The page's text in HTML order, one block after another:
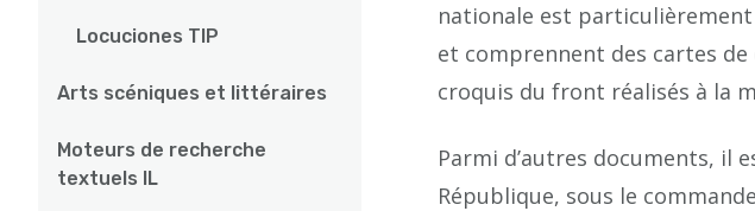
Locuciones TIP
Arts scéniques et littéraires
Moteurs de recherche
textuels IL
nationale est
et comprennent des cartes
croquis du front réalisés à la
Parmi d’autres documents, il
République, sous le